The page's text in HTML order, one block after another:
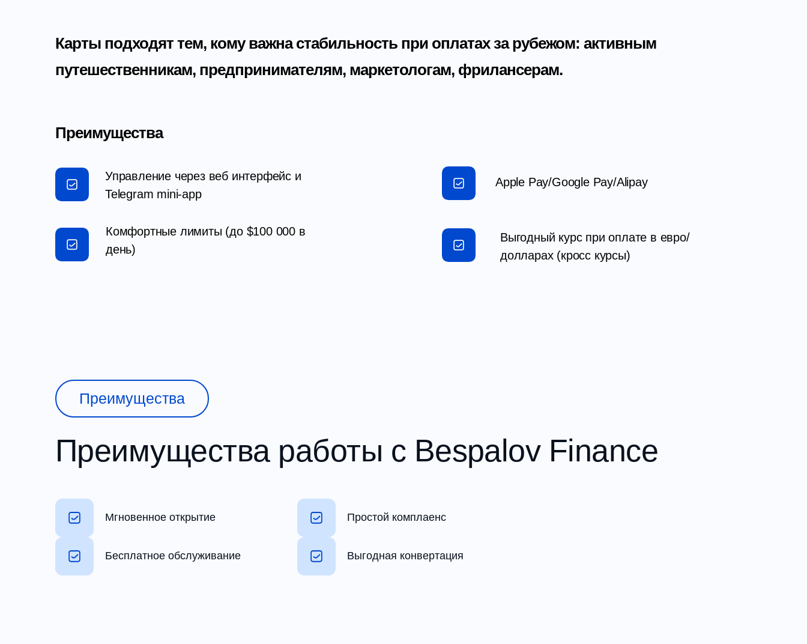
Карты подходят тем, кому важна стабильность при оплатах за рубежом: активным
путешественникам, предпринимателям, маркетологам, фрилансерам.
Преимущества
Управление через веб интерфейс и
Telegram mini-app
Комфортные лимиты (до $100 000 в
день)
Apple Pay/Google Pay/Alipay
Выгодный курс при оплате в евро/
долларах (кросс курсы)
Мгновенное открытие Простой комплаенс
Бесплатное обслуживание Выгодная конвертация
Преимущества работы с Bespalov Finance
Преимущества